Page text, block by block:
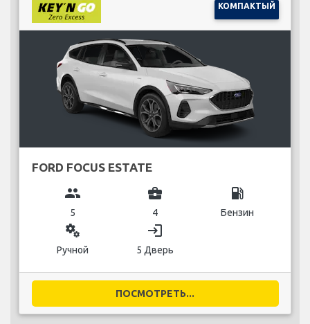
КОМПАКТЫЙ
FORD FOCUS ESTATE
group
5
business_center
4
local_gas_station
Бензин
miscellaneous_services
Ручной
login
5 Дверь
ПОСМОТРЕТЬ...